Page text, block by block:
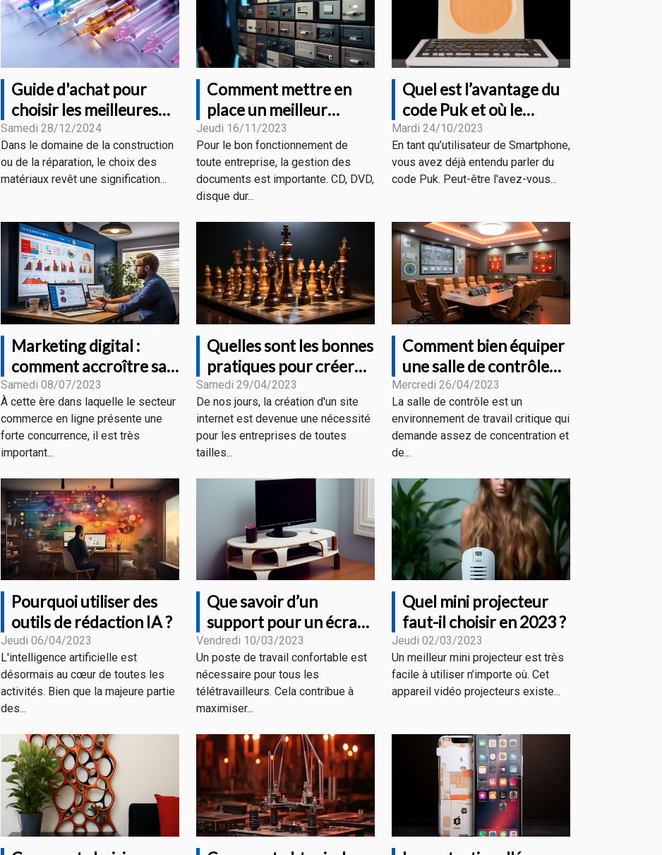
Guide d'achat pour
choisir les meilleures
aiguilles en fibre de
verre et recharges
Samedi 28/12/2024
Dans le domaine de la construction
ou de la réparation, le choix des
matériaux revêt une signification...
Comment mettre en
place un meilleur
système d'archivage
électronique ?
Jeudi 16/11/2023
Pour le bon fonctionnement de
toute entreprise, la gestion des
documents est importante. CD, DVD,
disque dur...
Quel est l’avantage du
code Puk et où le
trouver ?
Mardi 24/10/2023
En tant qu’utilisateur de Smartphone,
vous avez déjà entendu parler du
code Puk. Peut-être l'avez-vous...
Marketing digital :
comment accroître sa
visibilité grâce aux
différentes stratégies ?
Samedi 08/07/2023
À cette ère dans laquelle le secteur
commerce en ligne présente une
forte concurrence, il est très
important...
Quelles sont les bonnes
pratiques pour créer
un site web rentable ?
Samedi 29/04/2023
De nos jours, la création d'un site
internet est devenue une nécessité
pour les entreprises de toutes
tailles...
Comment bien équiper
une salle de contrôle
pour un bon
rendement ?
Mercredi 26/04/2023
La salle de contrôle est un
environnement de travail critique qui
demande assez de concentration et
de...
Pourquoi utiliser des
outils de rédaction IA ?
Jeudi 06/04/2023
L'intelligence artificielle est
désormais au cœur de toutes les
activités. Bien que la majeure partie
des...
Que savoir d’un
support pour un écran
PC ?
Vendredi 10/03/2023
Un poste de travail confortable est
nécessaire pour tous les
télétravailleurs. Cela contribue à
maximiser...
Quel mini projecteur
faut-il choisir en 2023 ?
Jeudi 02/03/2023
Un meilleur mini projecteur est très
facile à utiliser n’importe où. Cet
appareil vidéo projecteurs existe...